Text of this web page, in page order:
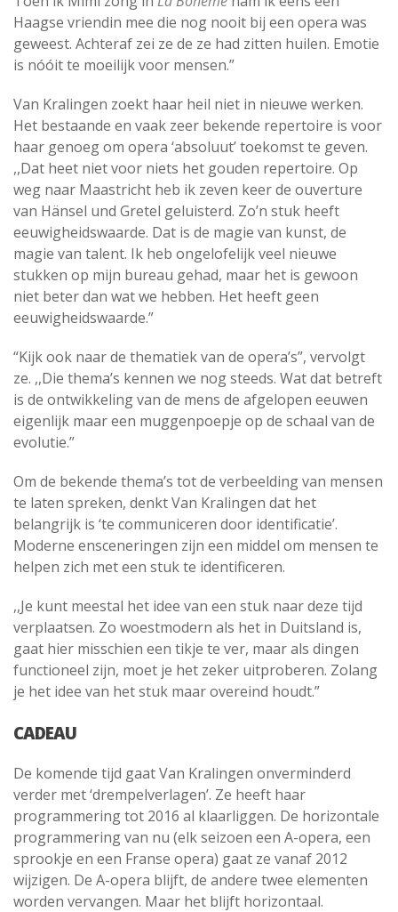
Haagse vriendin mee die nog nooit bij een opera was
geweest. Achteraf zei ze de ze had zitten huilen. Emotie
is nóóit te moeilijk voor mensen.”
Van Kralingen zoekt haar heil niet in nieuwe werken.
Het bestaande en vaak zeer bekende repertoire is voor
haar genoeg om opera ‘absoluut’ toekomst te geven.
,,Dat heet niet voor niets het gouden repertoire. Op
weg naar Maastricht heb ik zeven keer de ouverture
van Hänsel und Gretel geluisterd. Zo’n stuk heeft
eeuwigheidswaarde. Dat is de magie van kunst, de
magie van talent. Ik heb ongelofelijk veel nieuwe
stukken op mijn bureau gehad, maar het is gewoon
niet beter dan wat we hebben. Het heeft geen
eeuwigheidswaarde.”
“Kijk ook naar de thematiek van de opera’s”, vervolgt
ze. ,,Die thema’s kennen we nog steeds. Wat dat betreft
is de ontwikkeling van de mens de afgelopen eeuwen
eigenlijk maar een muggenpoepje op de schaal van de
evolutie.”
Om de bekende thema’s tot de verbeelding van mensen
te laten spreken, denkt Van Kralingen dat het
belangrijk is ‘te communiceren door identificatie’.
Moderne ensceneringen zijn een middel om mensen te
helpen zich met een stuk te identificeren.
,,Je kunt meestal het idee van een stuk naar deze tijd
verplaatsen. Zo woestmodern als het in Duitsland is,
gaat hier misschien een tikje te ver, maar als dingen
functioneel zijn, moet je het zeker uitproberen. Zolang
je het idee van het stuk maar overeind houdt.”
CADEAU
De komende tijd gaat Van Kralingen onverminderd
verder met ‘drempelverlagen’. Ze heeft haar
programmering tot 2016 al klaarliggen. De horizontale
programmering van nu (elk seizoen een A-opera, een
sprookje en een Franse opera) gaat ze vanaf 2012
wijzigen. De A-opera blijft, de andere twee elementen
worden vervangen. Maar het blijft horizontaal.